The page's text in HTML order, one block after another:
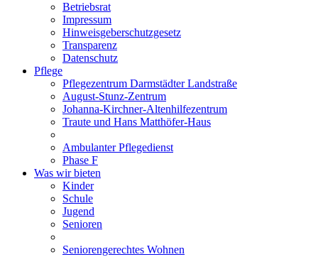
Betriebsrat
Impressum
Hinweisgeberschutzgesetz
Transparenz
Datenschutz
Pflege
Pflegezentrum Darmstädter Landstraße
August-Stunz-Zentrum
Johanna-Kirchner-Altenhilfezentrum
Traute und Hans Matthöfer-Haus
Ambulanter Pflegedienst
Phase F
Was wir bieten
Kinder
Schule
Jugend
Senioren
Seniorengerechtes Wohnen